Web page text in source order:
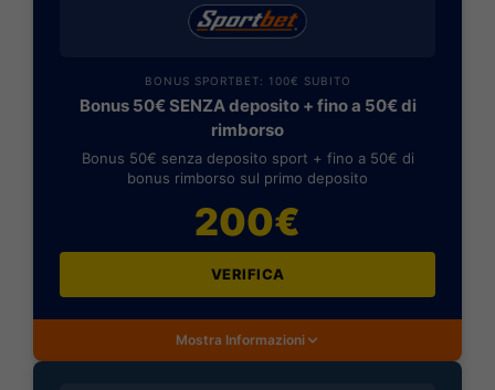
BONUS SPORTBET: 100€ SUBITO
Bonus 50€ SENZA deposito + fino a 50€ di
rimborso
Bonus 50€ senza deposito sport + fino a 50€ di
bonus rimborso sul primo deposito
200€
VERIFICA
Mostra Informazioni